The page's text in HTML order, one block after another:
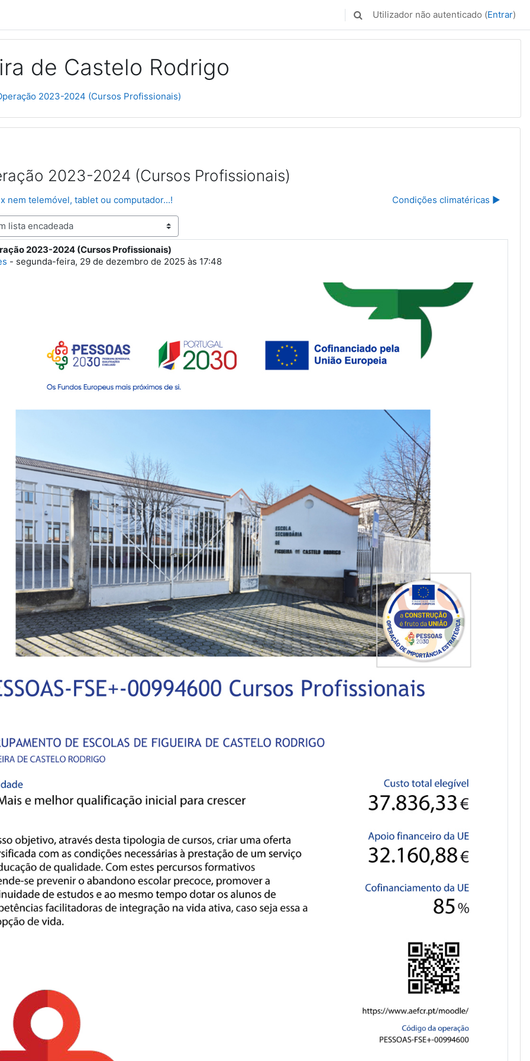
Alternar a entrada da pesquisa
Utilizador não autenticado (Entrar)
de Castelo Rodrigo
2023-2024 (Cursos Profissionais)
2023-2024 (Cursos Profissionais)
nem telemóvel, tablet ou computador...! Condições climatéricas ▶︎
2023-2024 (Cursos Profissionais)
- segunda-feira, 29 de dezembro de 2025 às 17:48
0